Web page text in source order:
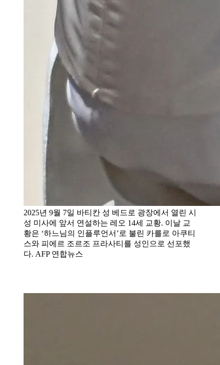
2025년 9월 7일 바티칸 성 베드로 광장에서 열린 시
성 미사에 앞서 연설하는 레오 14세 교황. 이날 교
황은 ‘하느님의 인플루언서’로 불린 카를로 아쿠티
스와 피에르 조르조 프라사티를 성인으로 선포했
다. AFP 연합뉴스